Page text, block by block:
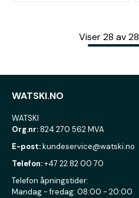
Viser 28 av 28
WATSKI.NO
WATSKI
Org.nr:824 270 562 MVA
E-post:kundeservice@watski.no
Telefon:+47 22 82 00 70
Telefon åpningstider:
Mandag - fredag: 08:00 - 20:00